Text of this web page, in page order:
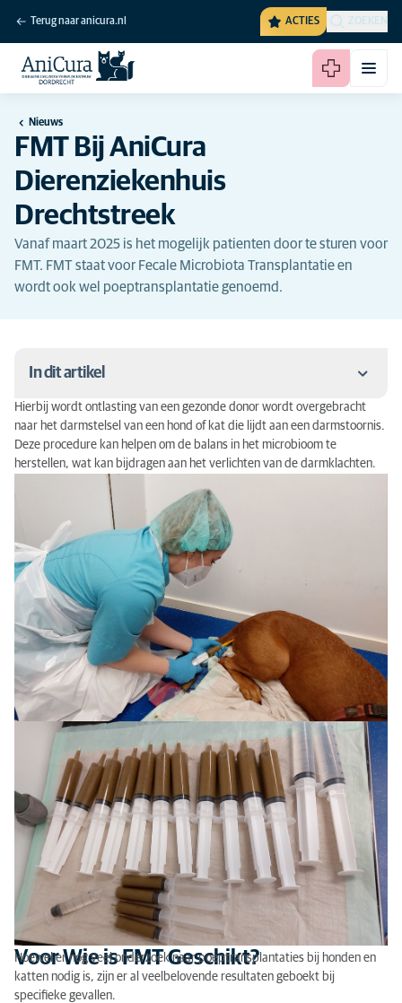
Terug naar anicura.nl ACTIES ZOEKEN
Nieuws
FMT Bij AniCura
Dierenziekenhuis
Drechtstreek
Vanaf maart 2025 is het mogelijk patienten door te sturen voor
FMT. FMT staat voor Fecale Microbiota Transplantatie en
wordt ook wel poeptransplantatie genoemd.
In dit artikel
Voor Wie is FMT Geschikt?
Hoe Verloopt de Procedure?
Behandelingsproces
Mogelijke bijwerkingen
Wat kost een behandeling?
Wie is de Donor?
Denkt u dat uw patient baat kan hebben bij FMT?
Hierbij wordt ontlasting van een gezonde donor wordt overgebracht
naar het darmstelsel van een hond of kat die lijdt aan een darmstoornis.
Deze procedure kan helpen om de balans in het microbioom te
herstellen, wat kan bijdragen aan het verlichten van de darmklachten.
Voor Wie is FMT Geschikt?
Hoewel er nog veel onderzoek naar poeptransplantaties bij honden en
katten nodig is, zijn er al veelbelovende resultaten geboekt bij
specifieke gevallen.